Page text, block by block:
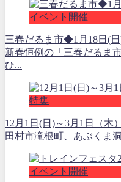
イベント開催
三春だるま市◆1月18日(
新春恒例の「三春だるま
ひ...
特集
12月1日(日)～3月1日（
田村市滝根町、あぶくま
イベント開催